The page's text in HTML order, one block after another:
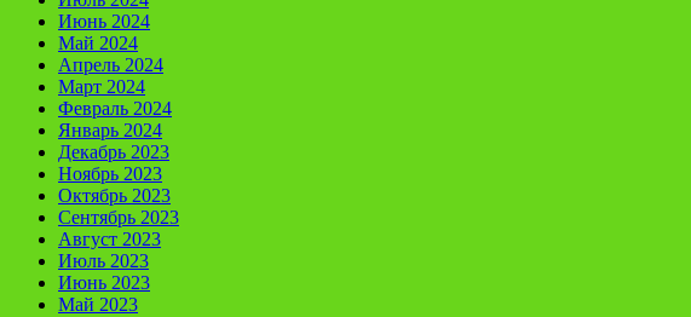
Июнь 2024
Май 2024
Апрель 2024
Март 2024
Февраль 2024
Январь 2024
Декабрь 2023
Ноябрь 2023
Октябрь 2023
Сентябрь 2023
Август 2023
Июль 2023
Июнь 2023
Май 2023